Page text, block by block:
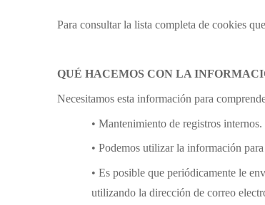
Para consultar la lista completa de cookies
QUÉ HACEMOS CON LA
Necesitamos esta información para
• Mantenimiento de registros internos.
• Podemos utilizar la información
• Es posible que periódicamente le
utilizando la dirección de correo